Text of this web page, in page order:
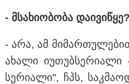
- მსა­ხი­ო­ბო­ბა და­ი­ვი­წყე?
- არა, ამ
ახა­ლი იუ­თუბ­სე­რი­ა­ლი
სე­რი­ა­ლი", ჩპს,